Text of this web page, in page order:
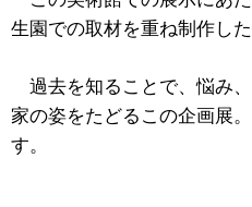
生園での取材を重ね制作し
過去を知ることで、悩み
家の姿をたどるこの企画展
す。